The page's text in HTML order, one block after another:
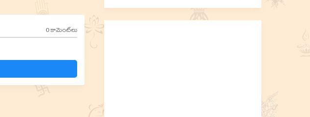
0 కామెంట్‌లు